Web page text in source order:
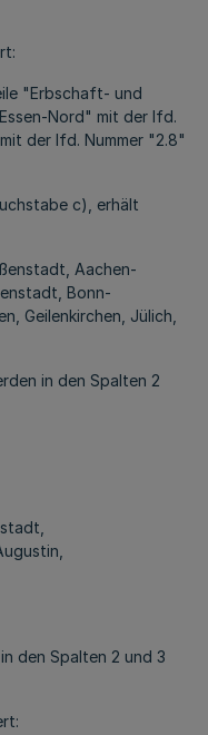
"Erbschaft- und
Nord" mit der lfd.
der lfd. Nummer "2.8"
c), erhält
Aachen-
Bonn-
Geilenkirchen, Jülich,
in den Spalten 2
den Spalten 2 und 3